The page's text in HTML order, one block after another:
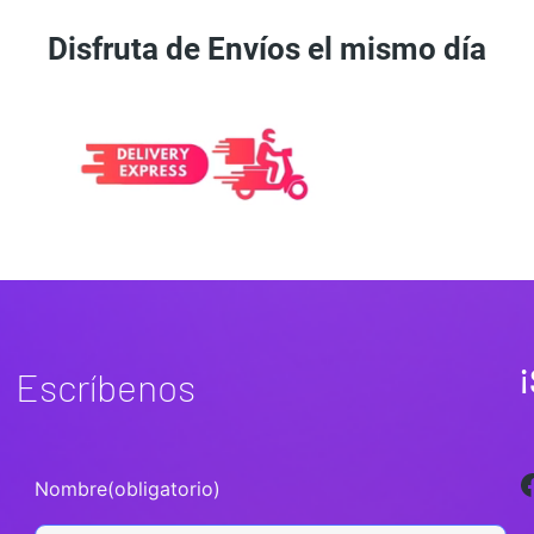
Disfruta de Envíos el mismo día
Escríbenos
Nombre(obligatorio) Facebook